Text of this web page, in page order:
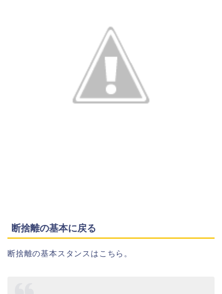
断捨離の基本に戻る
断捨離の基本スタンスはこちら。